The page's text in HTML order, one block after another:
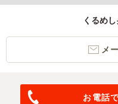
くるめ
メ
お電話